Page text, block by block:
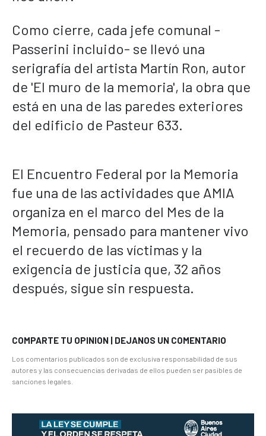
Como cierre, cada jefe comunal -
Passerini incluido- se llevó una
serigrafía del artista Martín Ron, autor
de 'El muro de la memoria', la obra que
está en una de las paredes exteriores
del edificio de Pasteur 633.
El Encuentro Federal por la Memoria
fue una de las actividades que AMIA
organiza en el marco del Mes de la
Memoria, pensado para mantener vivo
el recuerdo de las víctimas y la
exigencia de justicia que, 32 años
después, sigue sin respuesta.
COMPARTE TU OPINION | DEJANOS UN COMENTARIO
Los comentarios publicados son de exclusiva responsabilidad de sus
autores y las consecuencias derivadas de ellos pueden ser pasibles de
sanciones legales.